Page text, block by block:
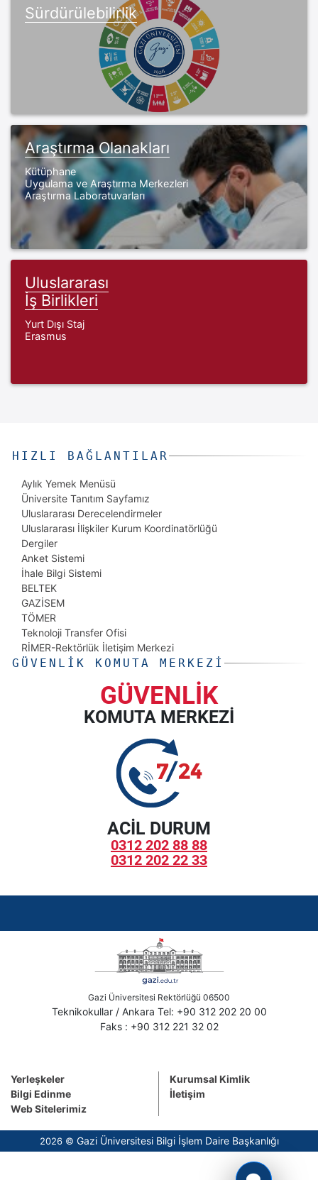
Sürdürülebilirlik
Araştırma Olanakları
Kütüphane
Uygulama ve Araştırma Merkezleri
Araştırma Laboratuvarları
Uluslararası
İş Birlikleri
Yurt Dışı Staj
Erasmus
HIZLI BAĞLANTILAR
Aylık Yemek Menüsü
Üniversite Tanıtım Sayfamız
Uluslararası Derecelendirmeler
Uluslararası İlişkiler Kurum Koordinatörlüğü
Dergiler
Anket Sistemi
İhale Bilgi Sistemi
BELTEK
GAZİSEM
TÖMER
Teknoloji Transfer Ofisi
RİMER-Rektörlük İletişim Merkezi
GÜVENLIK KOMUTA MERKEZI
GÜVENLİK
KOMUTA MERKEZİ
ACİL DURUM
0312 202 88 88
0312 202 22 33
Gazi Üniversitesi Rektörlüğü 06500
Teknikokullar / Ankara Tel: +90 312 202 20 00
Faks : +90 312 221 32 02
Yerleşkeler
Bilgi Edinme
Web Sitelerimiz
Kurumsal Kimlik
İletişim
2026 © Gazi Üniversitesi Bilgi İşlem Daire Başkanlığı